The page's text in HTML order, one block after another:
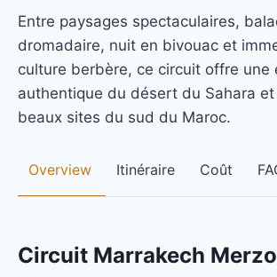
Entre paysages spectaculaires,
dromadaire, nuit en bivouac et
culture berbère, ce circuit offre une
authentique du désert du Sahara
beaux sites du sud du Maroc.
Overview Itinéraire Coût
Circuit Marrakech